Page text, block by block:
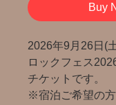
Buy
2026年9月26日(
ロックフェス
チケットです。
※宿泊ご希望の